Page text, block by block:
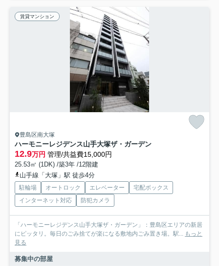
賃貸マンション
豊島区南大塚
ハーモニーレジデンス山手大塚ザ・ガーデン
12.9万円 管理/共益費15,000円
25.53㎡ (1DK) /築3年 /12階建
山手線「大塚」駅 徒歩4分
駐輪場 オートロック エレベーター
宅配ボックス
インターネット対応
防犯カメラ
「ハーモニーレジデンス山手大塚ザ・ガーデン」：豊島区エリアの新居
にピッタリ。毎日のごみ捨てが楽になる敷地内ごみ置き場。駅...
もっと
見る
募集中の部屋